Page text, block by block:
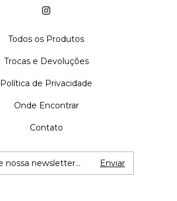
Todos os Produtos
Trocas e Devoluções
Política de Privacidade
Onde Encontrar
Contato